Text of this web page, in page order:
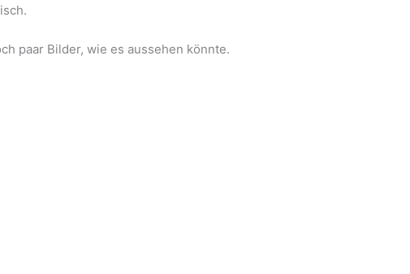
paar Bilder, wie es aussehen könnte.